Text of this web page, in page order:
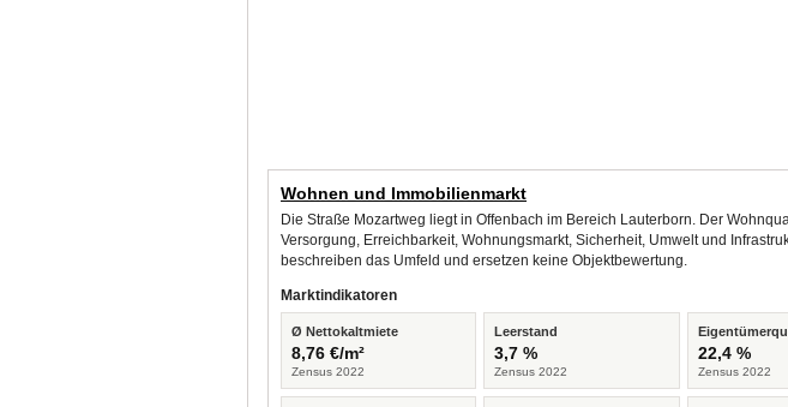
Wohnen und Immobilienmarkt
Die Straße Mozartweg liegt in Offenbach im Bereich Lauterborn. Der
Versorgung, Erreichbarkeit, Wohnungsmarkt, Sicherheit, Umwelt und
beschreiben das Umfeld und ersetzen keine Objektbewertung.
Marktindikatoren
Ø Nettokaltmiete
8,76 €/m²
Zensus 2022
Leerstand
3,7 %
Zensus 2022
22,4 %
Zensus 2022